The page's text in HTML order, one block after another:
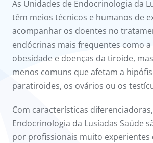
a nós
As Unidades de Endocrinologia da
têm meios técnicos e humanos de
acompanhar os doentes no
endócrinas mais frequentes como a
obesidade e doenças da tiroide,
menos comuns que afetam a
paratiroides, os ovários ou os
Com características
Endocrinologia da Lusíadas Saúde
por profissionais muito experientes